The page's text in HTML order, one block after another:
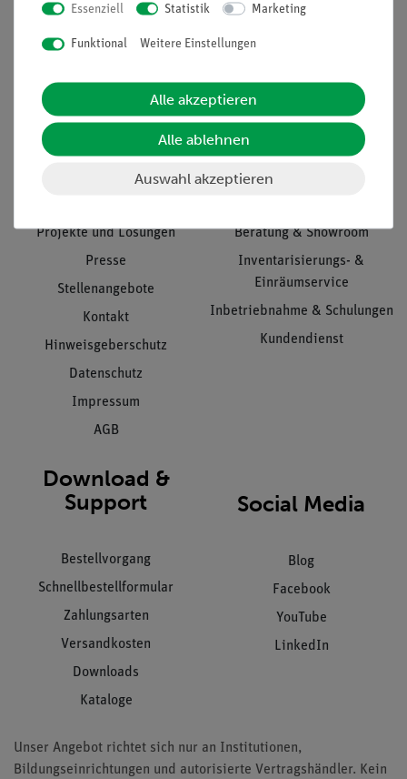
Informationen
Projekte und Lösungen
Presse
Stellenangebote
Kontakt
Hinweisgeberschutz
Datenschutz
Impressum
AGB
Beratung & Showroom
Inventarisierungs- &
Einräumservice
Inbetriebnahme & Schulungen
Kundendienst
Download &
Support
Bestellvorgang
Schnellbestellformular
Zahlungsarten
Versandkosten
Downloads
Kataloge
Social Media
Blog
Facebook
YouTube
LinkedIn
Unser Angebot richtet sich nur an Institutionen,
Bildungseinrichtungen und autorisierte Vertragshändler. Kein
Essenziell Statistik Marketing
Funktional Weitere Einstellungen
Alle akzeptieren
Alle ablehnen
Auswahl akzeptieren